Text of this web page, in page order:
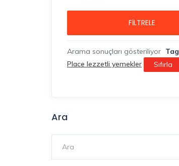
FILTRELE
Arama sonuçları gösteriliyor Tag
Place lezzetli yemekler
Sıfırla
Ara